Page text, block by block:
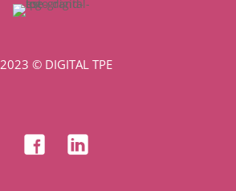
2023 © DIGITAL TPE